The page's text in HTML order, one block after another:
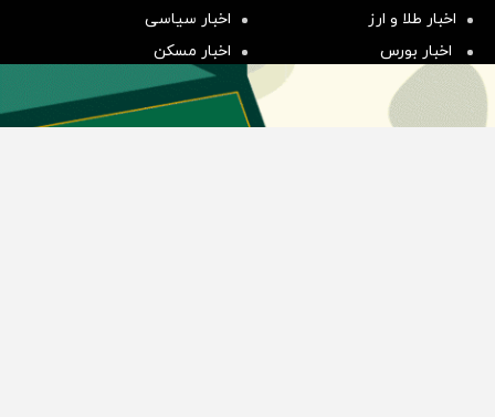
سرمایه گذاری
اخبار طلا و ارز
اخبار سیاسی
اخبار بورس
اخبار مسکن
اخبار خودرو
اخبار تکنولوژی
اخبار اجتماعی